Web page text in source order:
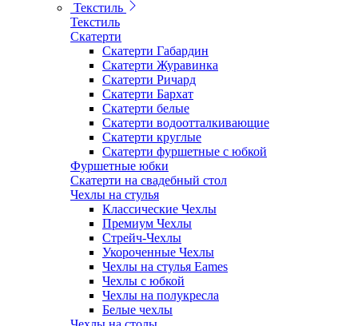
Текстиль
Текстиль
Скатерти
Скатерти Габардин
Скатерти Журавинка
Скатерти Ричард
Скатерти Бархат
Скатерти белые
Скатерти водоотталкивающие
Скатерти круглые
Скатерти фуршетные с юбкой
Фуршетные юбки
Скатерти на свадебный стол
Чехлы на стулья
Классические Чехлы
Премиум Чехлы
Стрейч-Чехлы
Укороченные Чехлы
Чехлы на стулья Eames
Чехлы с юбкой
Чехлы на полукресла
Белые чехлы